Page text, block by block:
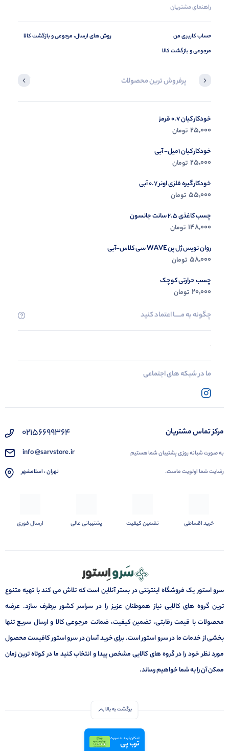
راهنمای مشتریان
حساب کاربری من
مرجوعی و بازگشت کالا
روش های ارسال، مرجوعی و بازگشت کالا
پرفروش ترین محصولات آخرین
خودکار کیان 0.7 قرمز
25,000 تومان
خودکار کیان 1میل- آبی
25,000 تومان
خودکار گیره فلزی اونر 0.7 آبی
55,000 تومان
چسب کاغذی 2.5 سانت جانسون
148,000 تومان
روان نویس ژل پن WAVE سی کلاس-آبی
58,000 تومان
چسب حرارتی کوچک
20,000 تومان
چگونه به مــــــا اعتماد کنید
ما در شبکه های اجتماعی
مرکز تماس مشتریان
به صورت شبانه روزی پشتیبان شما هستیم
رضایت شما اولویت ماست.
02156699364
info @sarvstore.ir
تهران ، اسلامشهر
خرید اقساطی تضمین کیفیت پشتیبانی عالی ارسال فوری
سرو استور یک فروشگاه اینترنتی در بستر آنلاین است که تلاش می کند با تهیه متنوع
ترین گروه های کالایی نیاز هموطنان عزیز را در سراسر کشور برطرف سازد. عرضه
محصولات با قیمت رقابتی، تضمین کیفیت، ضمانت مرجوعی کالا و ارسال سریع تنها
بخشی از خدمات ما در سرو استور است. برای خرید آسان در سرو استور کافیست محصول
مورد نظر خود را در گروه های کالایی مشخص پیدا و انتخاب کنید ما در کوتاه ترین زمان
ممکن آن را به شما خواهیم رساند.
برگشت به بالا
امکان خرید به صورت
ترب پی